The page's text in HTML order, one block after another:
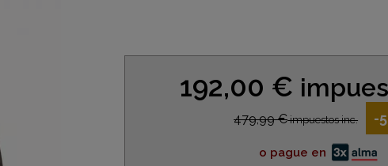
192,00 €
479,99 €impuestos inc. -
o pague en